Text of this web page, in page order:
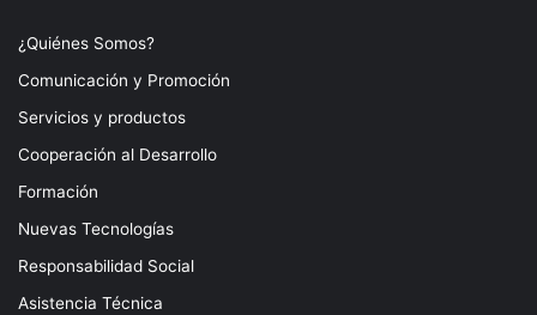
¿Quiénes Somos?
Comunicación y Promoción
Servicios y productos
Cooperación al Desarrollo
Formación
Nuevas Tecnologías
Responsabilidad Social
Asistencia Técnica